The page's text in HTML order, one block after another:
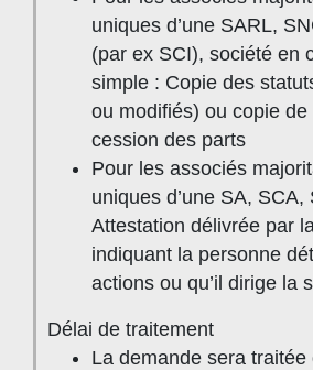
uniques d’une SARL,
(par ex SCI), société en
simple : Copie des
ou modifiés) ou copie de
cession des parts
Pour les associés
uniques d’une SA, SCA,
Attestation délivrée par
indiquant la personne
actions ou qu’il dirige la
Délai de traitement
La demande sera traitée